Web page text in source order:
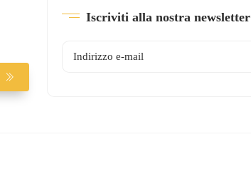
Iscriviti alla nostra newsletter